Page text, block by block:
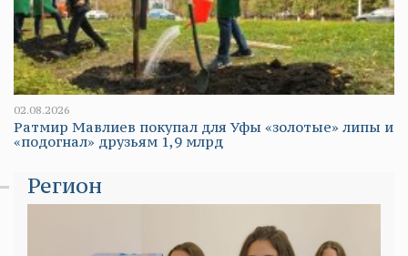
02.08.2026
Ратмир Мавлиев покупал для Уфы «золотые» липы и
«подогнал» друзьям 1,9 млрд
Регион